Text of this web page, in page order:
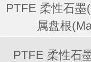
PTFE 柔性石墨
属盘根
PTFE 柔性石